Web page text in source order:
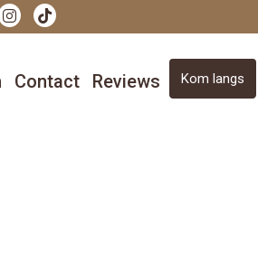
Contact Reviews Kom langs